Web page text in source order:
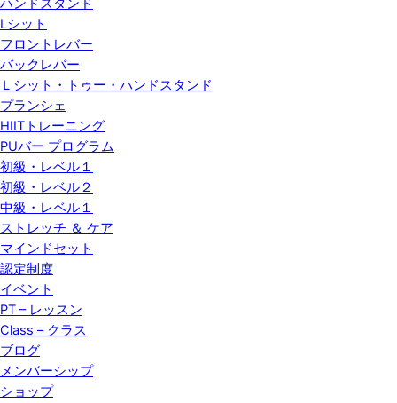
ハンドスタンド
Lシット
フロントレバー
バックレバー
Ｌシット・トゥー・ハンドスタンド
プランシェ
HIITトレーニング
PUバー プログラム
初級・レベル１
初級・レベル２
中級・レベル１
ストレッチ ＆ ケア
マインドセット
認定制度
イベント
PT – レッスン
Class – クラス
ブログ
メンバーシップ
ショップ